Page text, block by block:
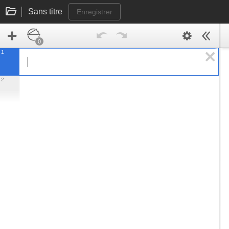
Sans titre Enregistrer
0
1
2